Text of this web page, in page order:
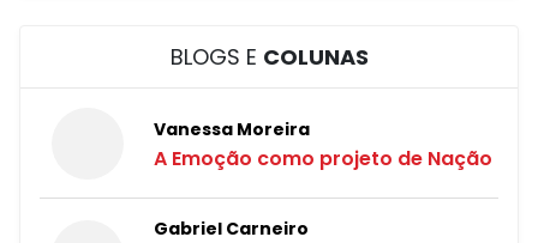
BLOGS E COLUNAS
Vanessa Moreira
A Emoção como projeto de Nação
Gabriel Carneiro